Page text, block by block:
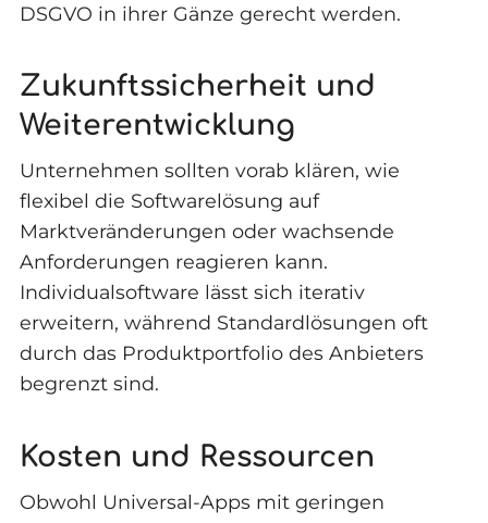
DSGVO in ihrer Gänze gerecht werden.
Zukunftssicherheit und
Weiterentwicklung
Unternehmen sollten vorab klären, wie
flexibel die Softwarelösung auf
Marktveränderungen oder wachsende
Anforderungen reagieren kann.
Individualsoftware lässt sich iterativ
erweitern, während Standardlösungen oft
durch das Produktportfolio des Anbieters
begrenzt sind.
Kosten und Ressourcen
Obwohl Universal-Apps mit geringen